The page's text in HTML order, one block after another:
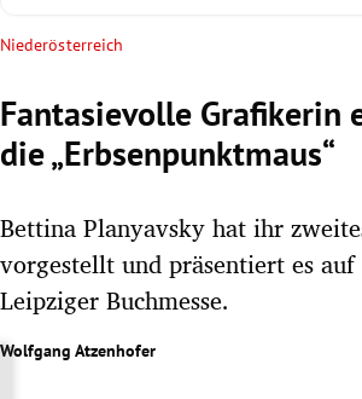
Untermenü
Untermenü
Niederösterreich
Fantasievolle Grafikerin
die „Erbsenpunktmaus“
Bettina Planyavsky hat ihr
vorgestellt und präsentiert es
Leipziger Buchmesse.
Wolfgang Atzenhofer